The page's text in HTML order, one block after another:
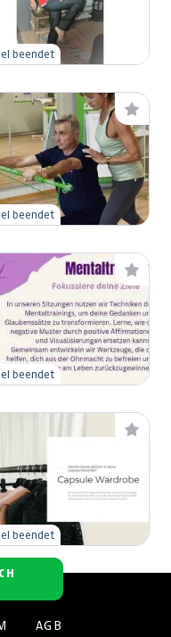
beendet
beendet
beendet
beendet
AGB